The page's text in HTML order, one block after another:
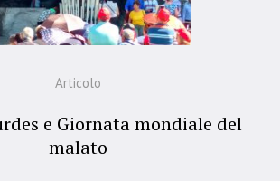
Articolo
e Giornata mondiale del
malato